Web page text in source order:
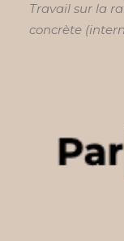
Travail sur la
concrète